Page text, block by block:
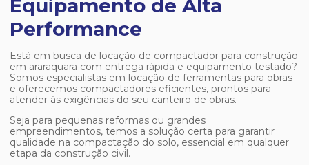
Equipamento de Alta
Performance
Está em busca de locação de compactador para construção
em araraquara com entrega rápida e equipamento testado?
Somos especialistas em locação de ferramentas para obras
e oferecemos compactadores eficientes, prontos para
atender às exigências do seu canteiro de obras.
Seja para pequenas reformas ou grandes
empreendimentos, temos a solução certa para garantir
qualidade na compactação do solo, essencial em qualquer
etapa da construção civil.